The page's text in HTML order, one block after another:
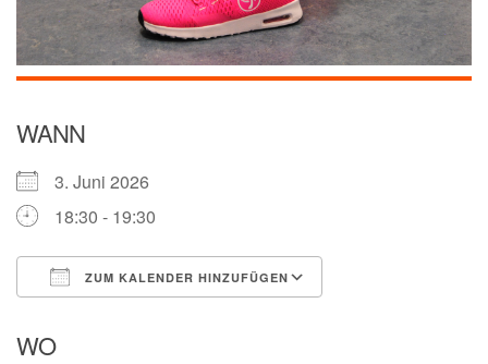
WANN
3. Juni 2026
18:30 - 19:30
ZUM KALENDER HINZUFÜGEN
WO